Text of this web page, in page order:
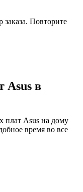
Повторите
Asus в
плат Asus на дому
время во все